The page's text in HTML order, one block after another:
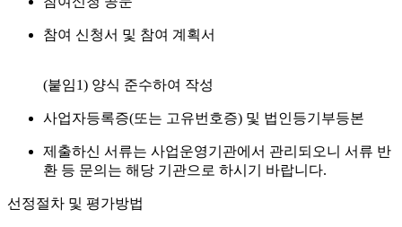
참여 신청서 및 참여 계획서
(붙임1) 양식 준수하여 작성
사업자등록증(또는 고유번호증) 및 법인등기부등본
제출하신 서류는 사업운영기관에서 관리되오니 서류 반
환 등 문의는 해당 기관으로 하시기 바랍니다.
선정절차 및 평가방법